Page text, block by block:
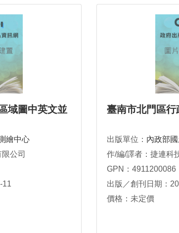
域圖中英文並
繪中心
公司
11
臺南市北門區
出版單位： 內政部
作/編/譯者：捷連科
GPN：4911200086
出版／創刊日期：
價格：未定價